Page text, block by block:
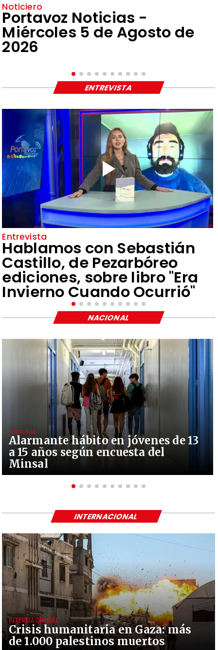
Noticiero
Portavoz Noticias -
Miércoles 5 de Agosto de
2026
Entrevista
Hablamos con Sebastián
Castillo, de Pezarbóreo
ediciones, sobre libro "Era
Invierno Cuando Ocurrió"
ENTREVISTA
Alarmante hábito en jóvenes de 13
a 15 años según encuesta del
Minsal
NACIONAL
NACIONAL
Crisis humanitaria en Gaza: más
de 1.000 palestinos muertos
INTERNACIONAL
INTERNACIONAL